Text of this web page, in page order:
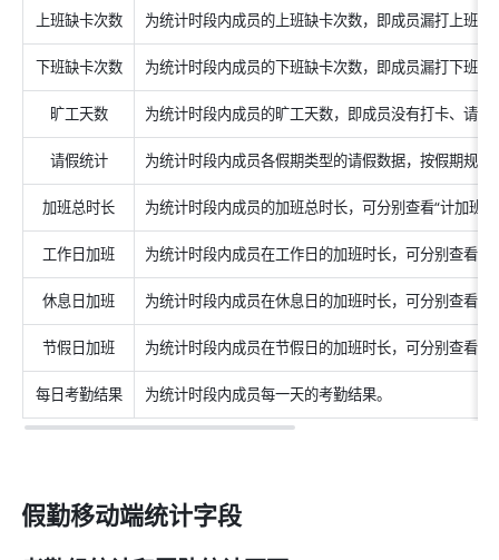
上班缺卡次数 为统计时段内成员的上班缺卡次数，即成员漏打上班卡
下班缺卡次数 为统计时段内成员的下班缺卡次数，即成员漏打下班卡
旷工天数 为统计时段内成员的旷工天数，即成员没有打卡、请
请假统计 为统计时段内成员各假期类型的请假数据，按假期规则
加班总时长 为统计时段内成员的加班总时长，可分别查看“计加班
工作日加班 为统计时段内成员在工作日的加班时长，可分别查看“
休息日加班 为统计时段内成员在休息日的加班时长，可分别查看“
节假日加班 为统计时段内成员在节假日的加班时长，可分别查看“
每日考勤结果 为统计时段内成员每一天的考勤结果。
假勤移动端统计字段